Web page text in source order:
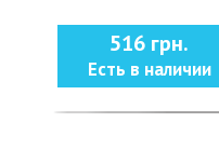
516 грн.
Есть в наличии